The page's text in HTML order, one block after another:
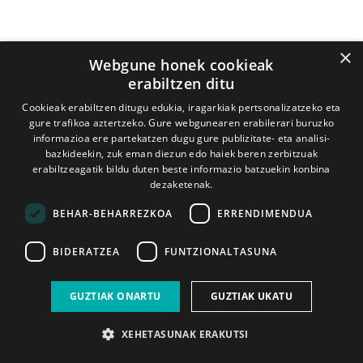
×
Webgune honek cookieak
erabiltzen ditu
Cookieak erabiltzen ditugu edukia, iragarkiak pertsonalizatzeko eta
gure trafikoa aztertzeko. Gure webgunearen erabilerari buruzko
informazioa ere partekatzen dugu gure publizitate- eta analisi-
bazkideekin, zuk eman diezun edo haiek beren zerbitzuak
erabiltzeagatik bildu duten beste informazio batzuekin konbina
dezaketenak.
BEHAR-BEHARREZKOA ERRENDIMENDUA
BIDERATZEA FUNTZIONALTASUNA
GUZTIAK ONARTU GUZTIAK UKATU
XEHETASUNAK ERAKUTSI